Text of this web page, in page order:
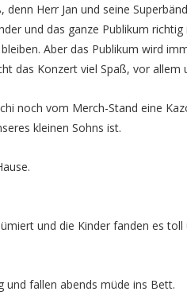
Herr Jan und seine
und das ganze Publikum
Aber das Publikum wird
das Konzert viel Spaß, vor
noch vom Merch-Stand eine
kleinen Sohns ist.
und die Kinder fanden es
und fallen abends müde ins Bett.